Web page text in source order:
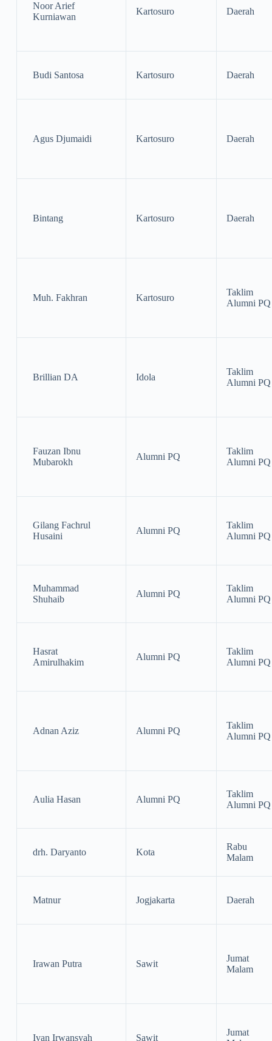
Noor Arief
Kurniawan
Kartosuro Daerah
Budi Santosa Kartosuro Daerah
Agus Djumaidi Kartosuro Daerah
Bintang Kartosuro Daerah
Muh. Fakhran Kartosuro
Taklim
Alumni PQ
Brillian DA Idola
Taklim
Alumni PQ
Fauzan Ibnu
Mubarokh
Alumni PQ
Taklim
Alumni PQ
Gilang Fachrul
Husaini
Alumni PQ
Taklim
Alumni PQ
Muhammad
Shuhaib
Alumni PQ
Taklim
Alumni PQ
Hasrat
Amirulhakim
Alumni PQ
Taklim
Alumni PQ
Adnan Aziz Alumni PQ
Taklim
Alumni PQ
Aulia Hasan Alumni PQ
Taklim
Alumni PQ
drh. Daryanto Kota
Rabu
Malam
Matnur Jogjakarta Daerah
Irawan Putra Sawit
Jumat
Malam
Ivan Irwansyah Sawit
Jumat